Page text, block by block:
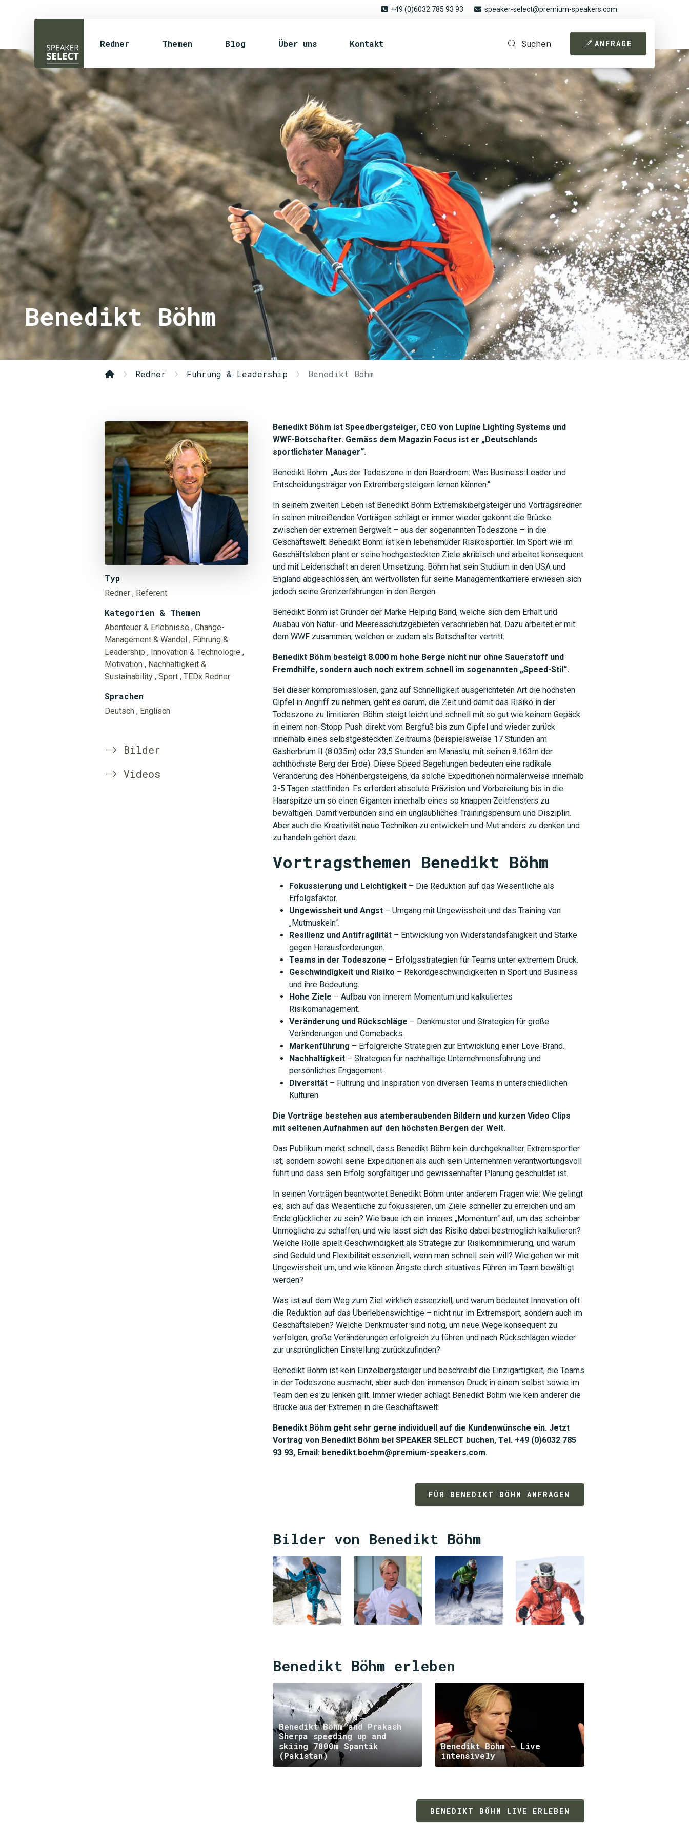
+49 (0)6032 785 93 93 speaker-select@premium-speakers.com
Redner Themen Blog Über uns Kontakt Suchen ANFRAGE
Benedikt Böhm
Redner Führung & Leadership Benedikt Böhm
Typ
Redner , Referent
Kategorien & Themen
Abenteuer & Erlebnisse , Change-
Management & Wandel , Führung &
Leadership , Innovation & Technologie ,
Motivation , Nachhaltigkeit &
Sustainability , Sport , TEDx Redner
Sprachen
Deutsch , Englisch
Bilder
Videos
Benedikt Böhm ist Speedbergsteiger, CEO von Lupine Lighting Systems und
WWF-Botschafter. Gemäss dem Magazin Focus ist er „Deutschlands
sportlichster Manager“.
Benedikt Böhm: „Aus der Todeszone in den Boardroom: Was Business Leader und
Entscheidungsträger von Extrembergsteigern lernen können.“
In seinem zweiten Leben ist Benedikt Böhm Extremskibergsteiger und Vortragsredner.
In seinen mitreißenden Vorträgen schlägt er immer wieder gekonnt die Brücke
zwischen der extremen Bergwelt – aus der sogenannten Todeszone – in die
Geschäftswelt. Benedikt Böhm ist kein lebensmüder Risikosportler. Im Sport wie im
Geschäftsleben plant er seine hochgesteckten Ziele akribisch und arbeitet konsequent
und mit Leidenschaft an deren Umsetzung. Böhm hat sein Studium in den USA und
England abgeschlossen, am wertvollsten für seine Managementkarriere erwiesen sich
jedoch seine Grenzerfahrungen in den Bergen.
Benedikt Böhm ist Gründer der Marke Helping Band, welche sich dem Erhalt und
Ausbau von Natur- und Meeresschutzgebieten verschrieben hat. Dazu arbeitet er mit
dem WWF zusammen, welchen er zudem als Botschafter vertritt.
Benedikt Böhm besteigt 8.000 m hohe Berge nicht nur ohne Sauerstoff und
Fremdhilfe, sondern auch noch extrem schnell im sogenannten „Speed-Stil“.
Bei dieser kompromisslosen, ganz auf Schnelligkeit ausgerichteten Art die höchsten
Gipfel in Angriff zu nehmen, geht es darum, die Zeit und damit das Risiko in der
Todeszone zu limitieren. Böhm steigt leicht und schnell mit so gut wie keinem Gepäck
in einem non-Stopp Push direkt vom Bergfuß bis zum Gipfel und wieder zurück
innerhalb eines selbstgesteckten Zeitraums (beispielsweise 17 Stunden am
Gasherbrum II (8.035m) oder 23,5 Stunden am Manaslu, mit seinen 8.163m der
achthöchste Berg der Erde). Diese Speed Begehungen bedeuten eine radikale
Veränderung des Höhenbergsteigens, da solche Expeditionen normalerweise innerhalb
3-5 Tagen stattfinden. Es erfordert absolute Präzision und Vorbereitung bis in die
Haarspitze um so einen Giganten innerhalb eines so knappen Zeitfensters zu
bewältigen. Damit verbunden sind ein unglaubliches Trainingspensum und Disziplin.
Aber auch die Kreativität neue Techniken zu entwickeln und Mut anders zu denken und
zu handeln gehört dazu.
Vortragsthemen Benedikt Böhm
Fokussierung und Leichtigkeit– Die Reduktion auf das Wesentliche als
Erfolgsfaktor.
Ungewissheit und Angst– Umgang mit Ungewissheit und das Training von
„Mutmuskeln“.
Resilienz und Antifragilität– Entwicklung von Widerstandsfähigkeit und Stärke
gegen Herausforderungen.
Teams in der Todeszone – Erfolgsstrategien für Teams unter extremem Druck.
Geschwindigkeit und Risiko – Rekordgeschwindigkeiten in Sport und Business
und ihre Bedeutung.
Hohe Ziele – Aufbau von innerem Momentum und kalkuliertes
Risikomanagement.
Veränderung und Rückschläge – Denkmuster und Strategien für große
Veränderungen und Comebacks.
Markenführung – Erfolgreiche Strategien zur Entwicklung einer Love-Brand.
Nachhaltigkeit– Strategien für nachhaltige Unternehmensführung und
persönliches Engagement.
Diversität– Führung und Inspiration von diversen Teams in unterschiedlichen
Kulturen.
Die Vorträge bestehen aus atemberaubenden Bildern und kurzen Video Clips
mit seltenen Aufnahmen auf den höchsten Bergen der Welt.
Das Publikum merkt schnell, dass Benedikt Böhm kein durchgeknallter Extremsportler
ist, sondern sowohl seine Expeditionen als auch sein Unternehmen verantwortungsvoll
führt und dass sein Erfolg sorgfältiger und gewissenhafter Planung geschuldet ist.
In seinen Vorträgen beantwortet Benedikt Böhm unter anderem Fragen wie: Wie gelingt
es, sich auf das Wesentliche zu fokussieren, um Ziele schneller zu erreichen und am
Ende glücklicher zu sein? Wie baue ich ein inneres „Momentum“ auf, um das scheinbar
Unmögliche zu schaffen, und wie lässt sich das Risiko dabei bestmöglich kalkulieren?
Welche Rolle spielt Geschwindigkeit als Strategie zur Risikominimierung, und warum
sind Geduld und Flexibilität essenziell, wenn man schnell sein will? Wie gehen wir mit
Ungewissheit um, und wie können Ängste durch situatives Führen im Team bewältigt
werden?
Was ist auf dem Weg zum Ziel wirklich essenziell, und warum bedeutet Innovation oft
die Reduktion auf das Überlebenswichtige – nicht nur im Extremsport, sondern auch im
Geschäftsleben? Welche Denkmuster sind nötig, um neue Wege konsequent zu
verfolgen, große Veränderungen erfolgreich zu führen und nach Rückschlägen wieder
zur ursprünglichen Einstellung zurückzufinden?
Benedikt Böhm ist kein Einzelbergsteiger und beschreibt die Einzigartigkeit, die Teams
in der Todeszone ausmacht, aber auch den immensen Druck in einem selbst sowie im
Team den es zu lenken gilt. Immer wieder schlägt Benedikt Böhm wie kein anderer die
Brücke aus der Extremen in die Geschäftswelt.
Benedikt Böhm geht sehr gerne individuell auf die Kundenwünsche ein. Jetzt
Vortrag von Benedikt Böhm bei SPEAKER SELECT buchen, Tel. +49 (0)6032 785
93 93, Email: benedikt.boehm@premium-speakers.com.
FÜR BENEDIKT BÖHM ANFRAGEN
Bilder von Benedikt Böhm
© Michael Müller
Benedikt Böhm erleben
Benedikt Böhm and Prakash
Sherpa speeding up and
skiing 7000m Spantik
(Pakistan)
Benedikt Böhm - Live
intensively
BENEDIKT BÖHM LIVE ERLEBEN